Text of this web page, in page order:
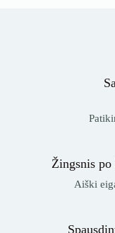
Žingsnis
Aiški